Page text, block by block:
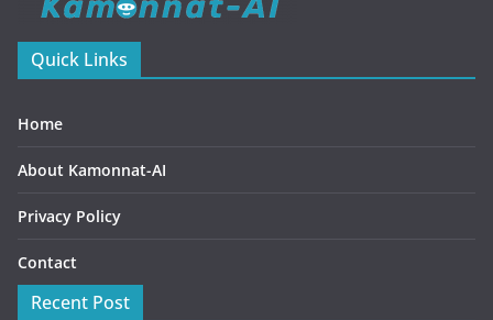
Quick Links
Home
About Kamonnat-AI
Privacy Policy
Contact
Recent Post